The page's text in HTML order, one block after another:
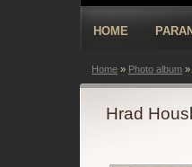
HOME
Home » Photo album »
Hrad